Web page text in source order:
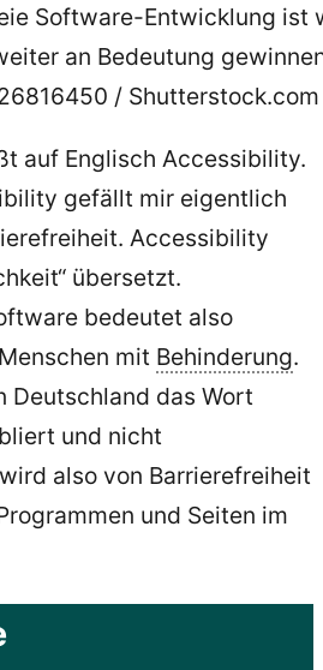
Software-Entwicklung ist
an Bedeutung
/ Shutterstock.com
auf Englisch Accessibility.
gefällt mir eigentlich
Accessibility
übersetzt.
bedeutet also
mit Behinderung.
Deutschland das Wort
und nicht
also von Barrierefreiheit
und Seiten im